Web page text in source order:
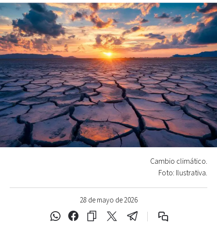
28 de mayo de 2026
Cambio climático.
Foto: Ilustrativa.